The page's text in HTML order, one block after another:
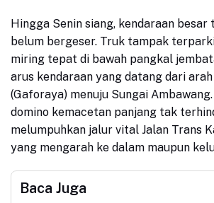
Hingga Senin siang, kendaraan
belum bergeser. Truk tampak
miring tepat di bawah pangkal
arus kendaraan yang datang dari
(Gaforaya) menuju Sungai
domino kemacetan panjang tak
melumpuhkan jalur vital Jalan Trans
yang mengarah ke dalam maupun
Baca Juga